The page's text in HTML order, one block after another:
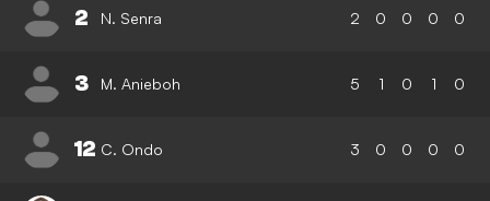
2 N. Senra 2 0 0 0 0
3 M. Anieboh 5 1 0 1 0
12 C. Ondo 3 0 0 0 0